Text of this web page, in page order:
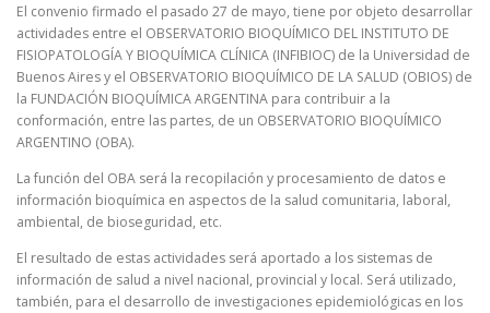
El convenio firmado el pasado 27 de mayo, tiene por objeto desarrollar
actividades entre el OBSERVATORIO BIOQUÍMICO DEL INSTITUTO DE
FISIOPATOLOGÍA Y BIOQUÍMICA CLÍNICA (INFIBIOC) de la Universidad de
Buenos Aires y el OBSERVATORIO BIOQUÍMICO DE LA SALUD (OBIOS) de
la FUNDACIÓN BIOQUÍMICA ARGENTINA para contribuir a la
conformación, entre las partes, de un OBSERVATORIO BIOQUÍMICO
ARGENTINO (OBA).
La función del OBA será la recopilación y procesamiento de datos e
información bioquímica en aspectos de la salud comunitaria, laboral,
ambiental, de bioseguridad, etc.
El resultado de estas actividades será aportado a los sistemas de
información de salud a nivel nacional, provincial y local. Será utilizado,
también, para el desarrollo de investigaciones epidemiológicas en los